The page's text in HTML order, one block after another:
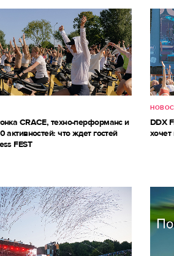
CRACE, техно-перформанс и
активностей: что ждет гостей
FEST
DDX
хочет